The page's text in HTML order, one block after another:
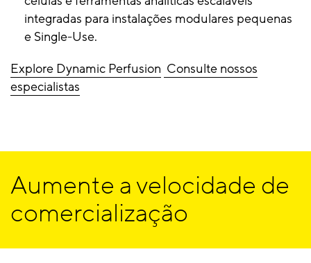
integradas para instalações modulares pequenas
e Single-Use.
Explore Dynamic Perfusion Consulte nossos
especialistas
Aumente a velocidade de
comercialização